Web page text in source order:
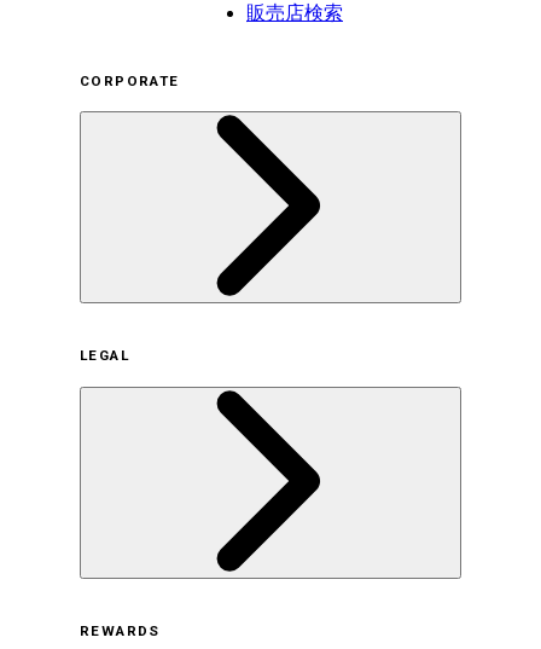
販売店検索
CORPORATE
サステナビリティの取り組み（日本）
サステナビリティの取り組み（米国/英語）
ヒストリー
採用情報
LEGAL
REWARDS